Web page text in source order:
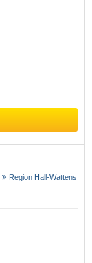
Region Hall-Wattens